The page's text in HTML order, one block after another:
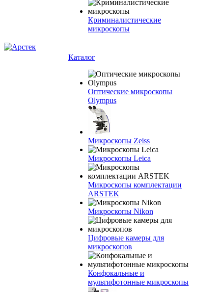
Криминалистические
микроскопы
Каталог
Оптические микроскопы
Olympus
Микроскопы Zeiss
Микроскопы Leica
Микроскопы комплектации
ARSTEK
Микроскопы Nikon
Цифровые камеры для
микроскопов
Конфокальные и
мультифотонные микроскопы